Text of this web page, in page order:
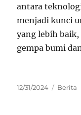
antara
menjadi kunci
yang lebih
gempa bumi
Posted
12/31/2024 Berita